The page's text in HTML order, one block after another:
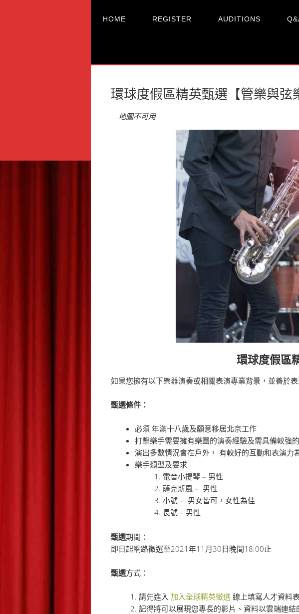
HOME REGISTER AUDITIONS
環球度假區精英甄選【管樂與弦
地圖不可用
環球度假區
如果您擁有以下樂器演奏或相關表演專業背景，並善於
甄選條件：
必須 年滿十八歲及願意移居北京工作
打擊樂手需要擁有樂團的演奏經驗及需具備較強
演出多數情況會在戶外， 有較好的互動和表演力
樂手類型及要求
電音小提琴 – 男性
薩克斯風 – 男性
小號 – 男女皆可，女性為佳
長號 – 男性
甄選期間：
即日起網路徵選至2021年11月30日晚間18:00止
甄選方式：
請先進入 加入全球精英徵選 線上填寫人才資料
記得將可以展現您專長的影片、資料以雲端連結